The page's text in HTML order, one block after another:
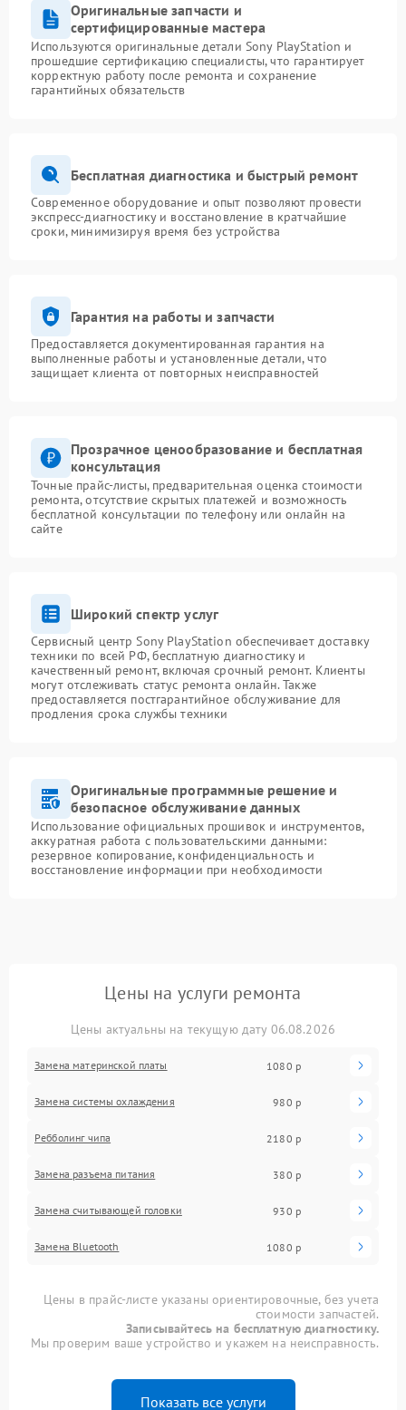
Оригинальные запчасти и
сертифицированные мастера
Используются оригинальные детали Sony PlayStation и
прошедшие сертификацию специалисты, что гарантирует
корректную работу после ремонта и сохранение
гарантийных обязательств
Бесплатная диагностика и быстрый ремонт
Современное оборудование и опыт позволяют провести
экспресс-диагностику и восстановление в кратчайшие
сроки, минимизируя время без устройства
Гарантия на работы и запчасти
Предоставляется документированная гарантия на
выполненные работы и установленные детали, что
защищает клиента от повторных неисправностей
Прозрачное ценообразование и бесплатная
консультация
Точные прайс-листы, предварительная оценка стоимости
ремонта, отсутствие скрытых платежей и возможность
бесплатной консультации по телефону или онлайн на
сайте
Широкий спектр услуг
Сервисный центр Sony PlayStation обеспечивает доставку
техники по всей РФ, бесплатную диагностику и
качественный ремонт, включая срочный ремонт. Клиенты
могут отслеживать статус ремонта онлайн. Также
предоставляется постгарантийное обслуживание для
продления срока службы техники
Оригинальные программные решение и
безопасное обслуживание данных
Использование официальных прошивок и инструментов,
аккуратная работа с пользовательскими данными:
резервное копирование, конфиденциальность и
восстановление информации при необходимости
Цены на услуги ремонта
Цены актуальны на текущую дату 06.08.2026
Замена материнской платы 1080 р
Замена системы охлаждения 980 р
Ребболинг чипа 2180 р
Замена разъема питания 380 р
Замена считывающей головки 930 р
Замена Bluetooth 1080 р
Цены в прайс-листе указаны ориентировочные, без учета
стоимости запчастей.
Записывайтесь на бесплатную диагностику.
Мы проверим ваше устройство и укажем на неисправность.
Показать все услуги